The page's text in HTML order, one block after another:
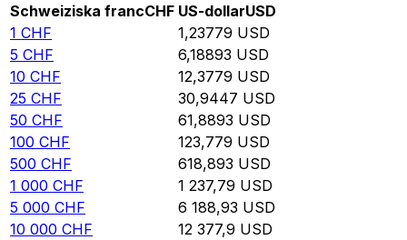
Schweiziska francCHF US-dollarUSD
1 CHF 1,23779 USD
5 CHF 6,18893 USD
10 CHF 12,3779 USD
25 CHF 30,9447 USD
50 CHF 61,8893 USD
100 CHF 123,779 USD
500 CHF 618,893 USD
1 000 CHF 1 237,79 USD
5 000 CHF 6 188,93 USD
10 000 CHF 12 377,9 USD